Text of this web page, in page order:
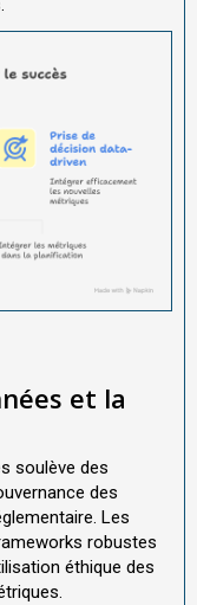
et la
soulève des
des
Les
robustes
éthique des